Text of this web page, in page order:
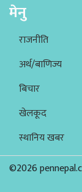
मेनु
राजनीति
अर्थ/बाणिज्य
बिचार
खेलकूद
स्थानिय खबर
©2026